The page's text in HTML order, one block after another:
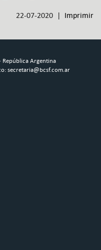
22-07-2020 | Imprimir
República Argentina
secretaria@bcsf.com.ar